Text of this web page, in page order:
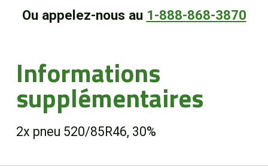
Ou appelez-nous au 1-888-868-3870
Informations
supplémentaires
2x pneu 520/85R46, 30%